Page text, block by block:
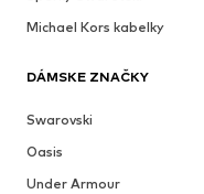
Michael Kors kabelky
DÁMSKE ZNAČKY
Swarovski
Oasis
Under Armour